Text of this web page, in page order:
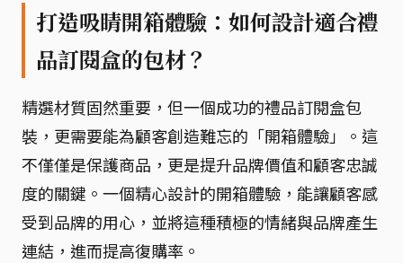
打造吸睛開箱體驗：如何設計適合禮
品訂閱盒的包材？
精選材質固然重要，但一個成功的禮品訂閱盒包
裝，更需要能為顧客創造難忘的「開箱體驗」。這
不僅僅是保護商品，更是提升品牌價值和顧客忠誠
度的關鍵。一個精心設計的開箱體驗，能讓顧客感
受到品牌的用心，並將這種積極的情緒與品牌產生
連結，進而提高復購率。